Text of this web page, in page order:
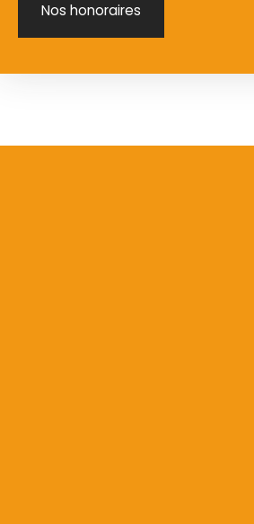
Nos honoraires